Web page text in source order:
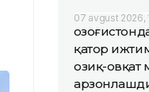
07 avgust 2026,
қатор
озиқ-овқат